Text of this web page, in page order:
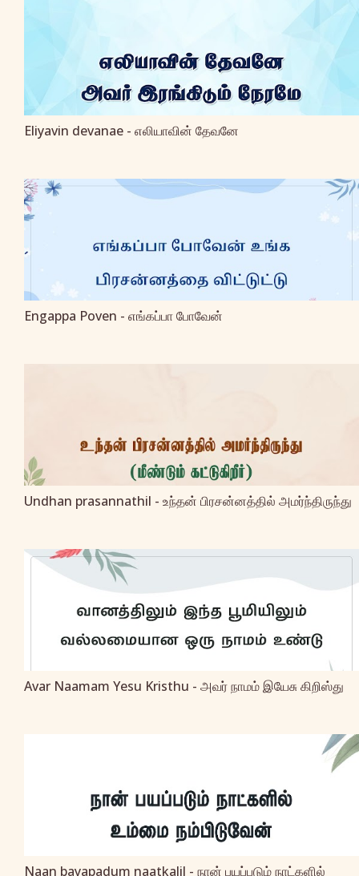
Eliyavin devanae - எலியாவின் தேவனே
Engappa Poven - எங்கப்பா போவேன்
Undhan prasannathil - உந்தன் பிரசன்னத்தில் அமர்ந்திருந்து
Avar Naamam Yesu Kristhu - அவர் நாமம் இயேசு கிறிஸ்து
Naan bayapadum naatkalil - நான் பயப்படும் நாட்களில்